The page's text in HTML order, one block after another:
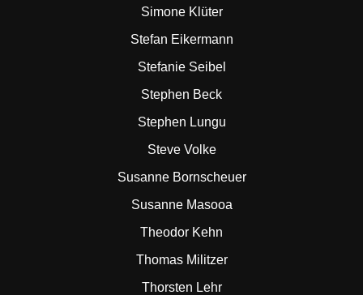
Simone Klüter
Stefan Eikermann
Stefanie Seibel
Stephen Beck
Stephen Lungu
Steve Volke
Susanne Bornscheuer
Susanne Masooa
Theodor Kehn
Thomas Militzer
Thorsten Lehr